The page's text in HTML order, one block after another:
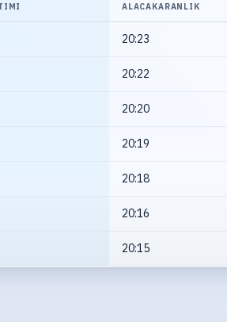
ALACAKARANLIK
20:23
20:22
20:20
20:19
20:18
20:16
20:15